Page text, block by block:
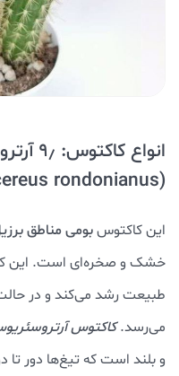
انواع
(Arthrocereus rondonianus)
این کاکتوسبومی مناطق
خشک و صخره‌ای است. این
می‌رسد.کاکتوس
و بلند است که تیغ‌ها دور تا